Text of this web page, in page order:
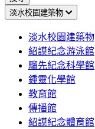
淡水校園建築物
淡水校園建築物
紹謨紀念游泳館
騮先紀念科學館
鍾靈化學館
教育館
傳播館
紹謨紀念體育館